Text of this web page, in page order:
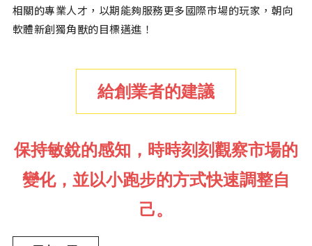
相關的專業人才，以期能夠服務更多國際市場的玩家，朝向
軟體新創獨角獸的目標邁進！
給創業者的建議
保持敏銳的感知，時時刻刻觀察市場的
變化，並以小跑步的方式快速調整自
己。